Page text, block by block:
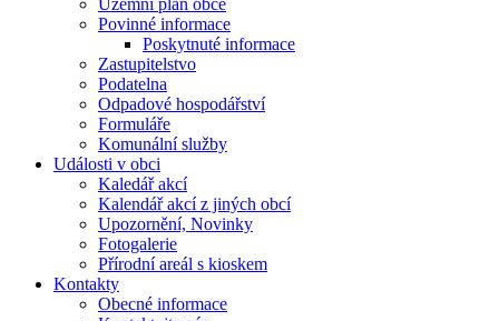
Územní plán obce
Povinné informace
Poskytnuté informace
Zastupitelstvo
Podatelna
Odpadové hospodářství
Formuláře
Komunální služby
Události v obci
Kaledář akcí
Kalendář akcí z jiných obcí
Upozornění, Novinky
Fotogalerie
Přírodní areál s kioskem
Kontakty
Obecné informace